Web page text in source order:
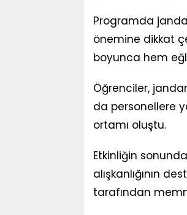
Programda
önemine dikkat
boyunca hem
Öğrenciler,
da personellere
ortamı oluştu.
Etkinliğin
alışkanlığının
tarafından